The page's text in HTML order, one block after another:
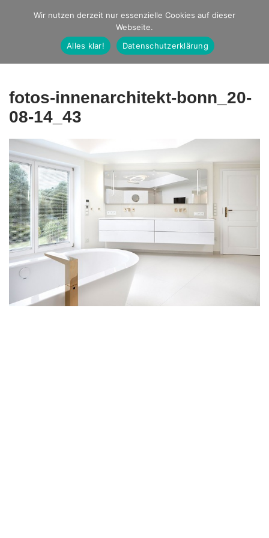
Studio Ernst
Fotografie
fotos-innenarchitekt-bonn_20-
08-14_43
Wir nutzen derzeit nur essenzielle Cookies auf dieser
Webseite.
Alles klar!
Datenschutzerklärung